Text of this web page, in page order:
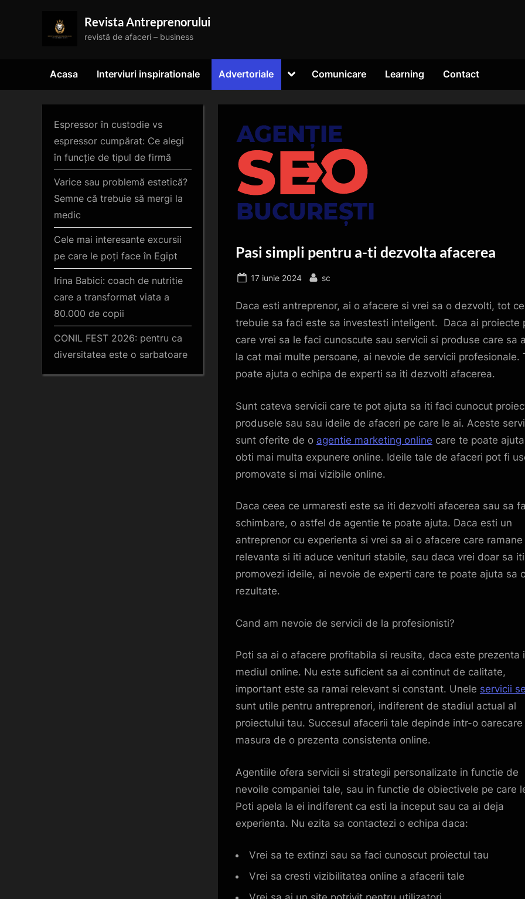
Revista Antreprenorului
revistă de afaceri – business
Acasa Interviuri inspirationale Advertoriale
Toggle
menu
Comunicare Learning Contact
Pasi simpli pentru a-ti dezvolta afacerea
Posted
17 iunie 2024 By
sc
Daca esti antreprenor, ai o afacere si vrei sa o dezvolti, tot ce
trebuie sa faci este sa investesti inteligent. Daca ai proiecte
care vrei sa le faci cunoscute sau servicii si produse care sa
la cat mai multe persoane, ai nevoie de servicii profesionale.
poate ajuta o echipa de experti sa iti dezvolti afacerea.
Sunt cateva servicii care te pot ajuta sa iti faci cunocut
produsele sau sau ideile de afaceri pe care le ai. Aceste
sunt oferite de o agentie marketing online care te poate
obti mai multa expunere online. Ideile tale de afaceri pot fi
promovate si mai vizibile online.
Daca ceea ce urmaresti este sa iti dezvolti afacerea sau sa
schimbare, o astfel de agentie te poate ajuta. Daca esti un
antreprenor cu experienta si vrei sa ai o afacere care ramane
relevanta si iti aduce venituri stabile, sau daca vrei doar sa iti
promovezi ideile, ai nevoie de experti care te poate ajuta sa
rezultate.
Cand am nevoie de servicii de la profesionisti?
Poti sa ai o afacere profitabila si reusita, daca este prezenta
mediul online. Nu este suficient sa ai continut de calitate,
important este sa ramai relevant si constant. Unele servicii
sunt utile pentru antreprenori, indiferent de stadiul actual al
proiectului tau. Succesul afacerii tale depinde intr-o oarecare
masura de o prezenta consistenta online.
Agentiile ofera servicii si strategii personalizate in functie de
nevoile companiei tale, sau in functie de obiectivele pe care
Poti apela la ei indiferent ca esti la inceput sau ca ai deja
experienta. Nu ezita sa contactezi o echipa daca:
Vrei sa te extinzi sau sa faci cunoscut proiectul tau
Vrei sa cresti vizibilitatea online a afacerii tale
Espressor în custodie vs
espressor cumpărat: Ce alegi
în funcție de tipul de firmă
Varice sau problemă estetică?
Semne că trebuie să mergi la
medic
Cele mai interesante excursii
pe care le poți face în Egipt
Irina Babici: coach de nutritie
care a transformat viata a
80.000 de copii
CONIL FEST 2026: pentru ca
diversitatea este o sarbatoare